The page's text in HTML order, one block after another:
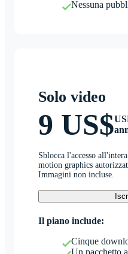
Nessuna
Solo video
9 US$
Sblocca l'accesso
motion graphics
Immagini non incluse.
Il piano include:
Cinque
Un pacchetto